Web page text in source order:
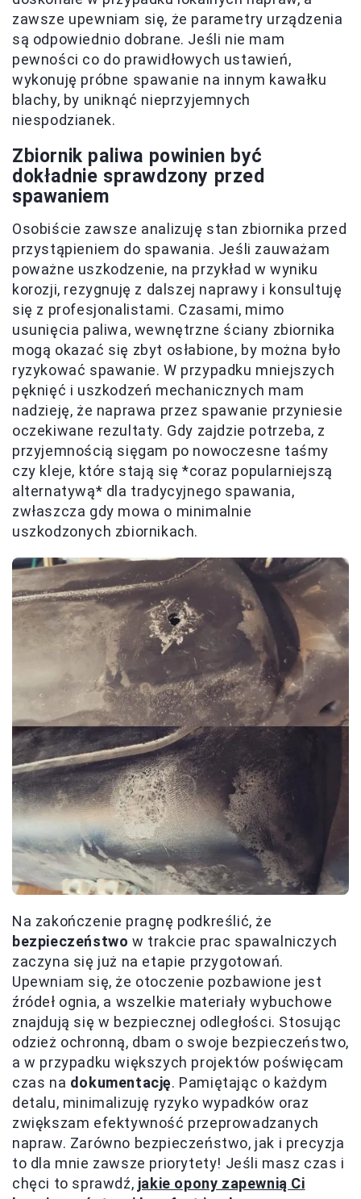
zawsze upewniam się, że parametry urządzenia
są odpowiednio dobrane. Jeśli nie mam
pewności co do prawidłowych ustawień,
wykonuję próbne spawanie na innym kawałku
blachy, by uniknąć nieprzyjemnych
niespodzianek.
Zbiornik paliwa powinien być
dokładnie sprawdzony przed
spawaniem
Osobiście zawsze analizuję stan zbiornika przed
przystąpieniem do spawania. Jeśli zauważam
poważne uszkodzenie, na przykład w wyniku
korozji, rezygnuję z dalszej naprawy i konsultuję
się z profesjonalistami. Czasami, mimo
usunięcia paliwa, wewnętrzne ściany zbiornika
mogą okazać się zbyt osłabione, by można było
ryzykować spawanie. W przypadku mniejszych
pęknięć i uszkodzeń mechanicznych mam
nadzieję, że naprawa przez spawanie przyniesie
oczekiwane rezultaty. Gdy zajdzie potrzeba, z
przyjemnością sięgam po nowoczesne taśmy
czy kleje, które stają się *coraz popularniejszą
alternatywą* dla tradycyjnego spawania,
zwłaszcza gdy mowa o minimalnie
uszkodzonych zbiornikach.
Na zakończenie pragnę podkreślić, że
bezpieczeństwo w trakcie prac spawalniczych
zaczyna się już na etapie przygotowań.
Upewniam się, że otoczenie pozbawione jest
źródeł ognia, a wszelkie materiały wybuchowe
znajdują się w bezpiecznej odległości. Stosując
odzież ochronną, dbam o swoje bezpieczeństwo,
a w przypadku większych projektów poświęcam
czas na dokumentację. Pamiętając o każdym
detalu, minimalizuję ryzyko wypadków oraz
zwiększam efektywność przeprowadzanych
napraw. Zarówno bezpieczeństwo, jak i precyzja
to dla mnie zawsze priorytety! Jeśli masz czas i
chęci to sprawdź, jakie opony zapewnią Ci